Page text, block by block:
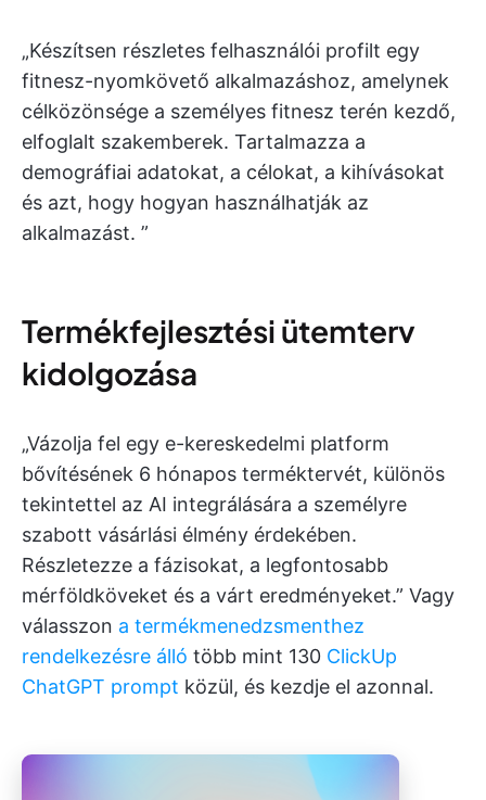
„Készítsen részletes felhasználói profilt egy
fitnesz-nyomkövető alkalmazáshoz, amelynek
célközönsége a személyes fitnesz terén kezdő,
elfoglalt szakemberek. Tartalmazza a
demográfiai adatokat, a célokat, a kihívásokat
és azt, hogy hogyan használhatják az
alkalmazást. ”
Termékfejlesztési ütemterv
kidolgozása
„Vázolja fel egy e-kereskedelmi platform
bővítésének 6 hónapos terméktervét, különös
tekintettel az AI integrálására a személyre
szabott vásárlási élmény érdekében.
Részletezze a fázisokat, a legfontosabb
mérföldköveket és a várt eredményeket.” Vagy
válasszon a termékmenedzsmenthez
rendelkezésre álló több mint 130 ClickUp
ChatGPT prompt közül, és kezdje el azonnal.